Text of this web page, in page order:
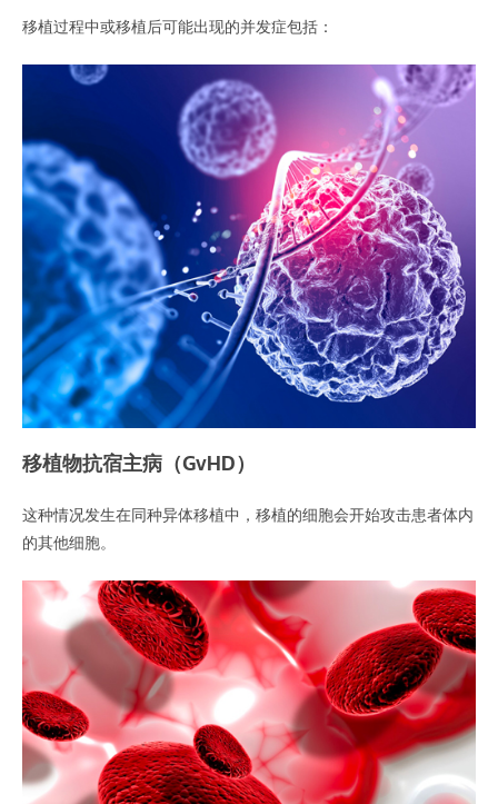
移植过程中或移植后可能出现的并发症包括：
移植物抗宿主病（GvHD）
这种情况发生在同种异体移植中，移植的细胞会开始攻击患者体内
的其他细胞。